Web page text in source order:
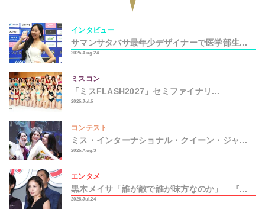
インタビュー
サマンサタバサ最年少デザイナーで医学部生...
2025.Aug.24
ミスコン
「ミスFLASH2027」セミファイナリ...
2026.Jul.6
コンテスト
ミス・インターナショナル・クイーン・ジャ...
2026.Aug.3
エンタメ
黒木メイサ「誰が敵で誰が味方なのか」 『...
2026.Jul.24